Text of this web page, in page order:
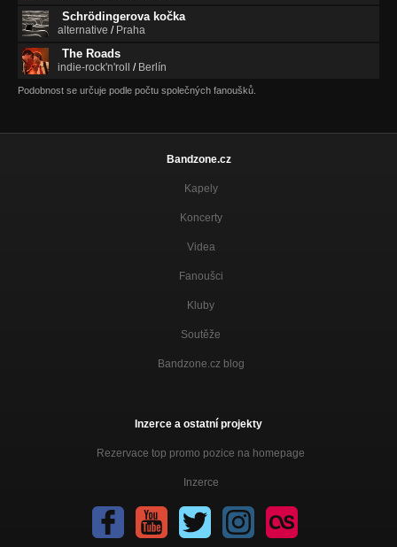
Schrödingerova kočka
alternative / Praha
The Roads
indie-rock'n'roll / Berlín
Podobnost se určuje podle počtu společných fanoušků.
Bandzone.cz
Kapely
Koncerty
Videa
Fanoušci
Kluby
Soutěže
Bandzone.cz blog
Inzerce a ostatní projekty
Rezervace top promo pozice na homepage
Inzerce